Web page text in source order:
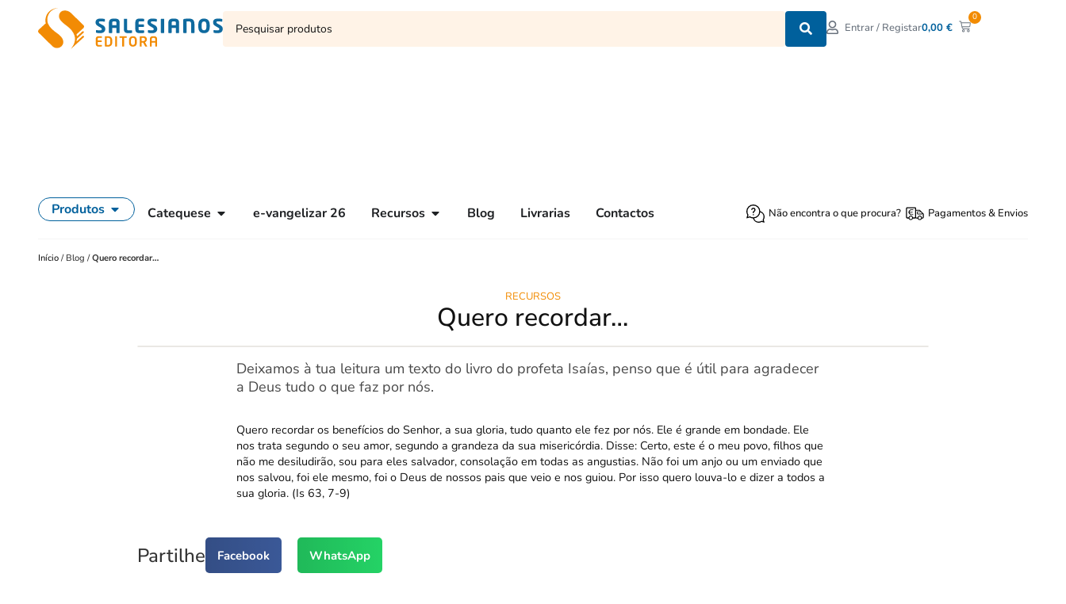
Entrar / Registar0,00€
0
Produtos Catequese e-vangelizar 26 Recursos Blog Livrarias Contactos Não encontra o que procura? Pagamentos & Envios
Início / Blog /Quero recordar…
RECURSOS
Quero recordar…
Deixamos à tua leitura um texto do livro do profeta Isaías, penso que é útil para agradecer
a Deus tudo o que faz por nós.
Quero recordar os benefícios do Senhor, a sua gloria, tudo quanto ele fez por nós. Ele é grande em bondade. Ele
nos trata segundo o seu amor, segundo a grandeza da sua misericórdia. Disse: Certo, este é o meu povo, filhos que
não me desiludirão, sou para eles salvador, consolação em todas as angustias. Não foi um anjo ou um enviado que
nos salvou, foi ele mesmo, foi o Deus de nossos pais que veio e nos guiou. Por isso quero louva-lo e dizer a todos a
sua gloria. (Is 63, 7-9)
Partilhe Facebook WhatsApp